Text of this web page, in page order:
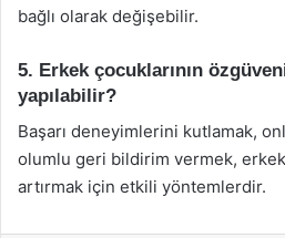
bağlı olarak değişebilir.
5. Erkek çocuklarının
yapılabilir?
Başarı deneyimlerini kutlamak,
olumlu geri bildirim vermek,
artırmak için etkili yöntemlerdir.